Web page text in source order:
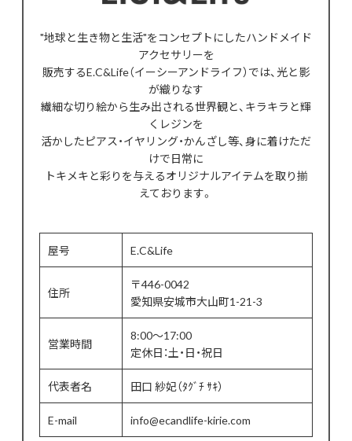
"地球と生き物と生活"をコンセプトにしたハンドメイド
アクセサリーを
販売するE.C&Life（イーシーアンドライフ）では、光と影
が織りなす
繊細な切り絵から生み出される世界観と、キラキラと輝
くレジンを
活かしたピアス・イヤリング・かんざし等、身に着けただ
けで日常に
トキメキと彩りを与えるオリジナルアイテムを取り揃
えております。
屋号 E.C&Life
住所
〒446-0042
愛知県安城市大山町1-21-3
営業時間
8:00～17:00
定休日：土・日・祝日
代表者名 田口 紗妃（ﾀｸﾞﾁ ｻｷ）
E-mail info@ecandlife-kirie.com